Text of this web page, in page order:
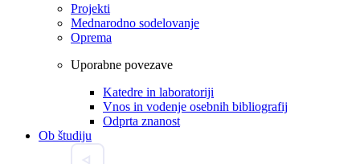
Projekti
Mednarodno sodelovanje
Oprema
Uporabne povezave
Katedre in laboratoriji
Vnos in vodenje osebnih bibliografij
Odprta znanost
Ob študiju